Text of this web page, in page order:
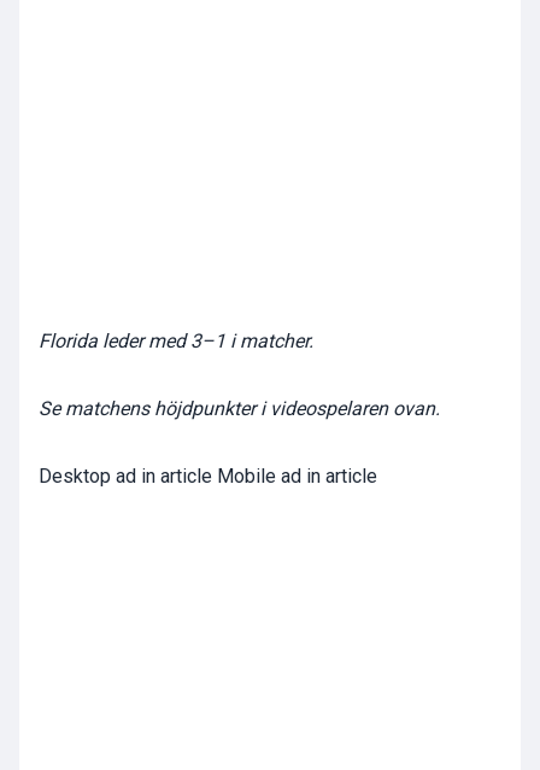
Florida leder med 3–1 i matcher.
Se matchens höjdpunkter i videospelaren ovan.
Desktop ad in article Mobile ad in article